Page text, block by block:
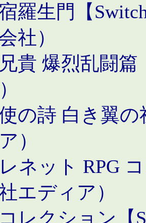
羅生門【
社）
貴 爆烈乱闘篇
の詩 白き翼
）
ネット RPG
エディア）
レクション【